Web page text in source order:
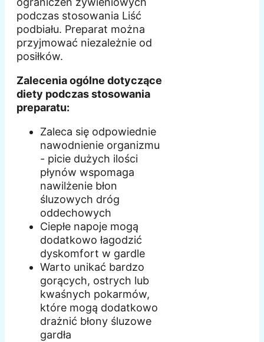
podczas stosowania Liść
podbiału. Preparat można
przyjmować niezależnie od
posiłków.
Zalecenia ogólne dotyczące
diety podczas stosowania
preparatu:
Zaleca się odpowiednie
nawodnienie organizmu
- picie dużych ilości
płynów wspomaga
nawilżenie błon
śluzowych dróg
oddechowych
Ciepłe napoje mogą
dodatkowo łagodzić
dyskomfort w gardle
Warto unikać bardzo
gorących, ostrych lub
kwaśnych pokarmów,
które mogą dodatkowo
drażnić błony śluzowe
gardła